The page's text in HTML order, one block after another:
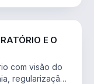
E O
com visão do
regularização